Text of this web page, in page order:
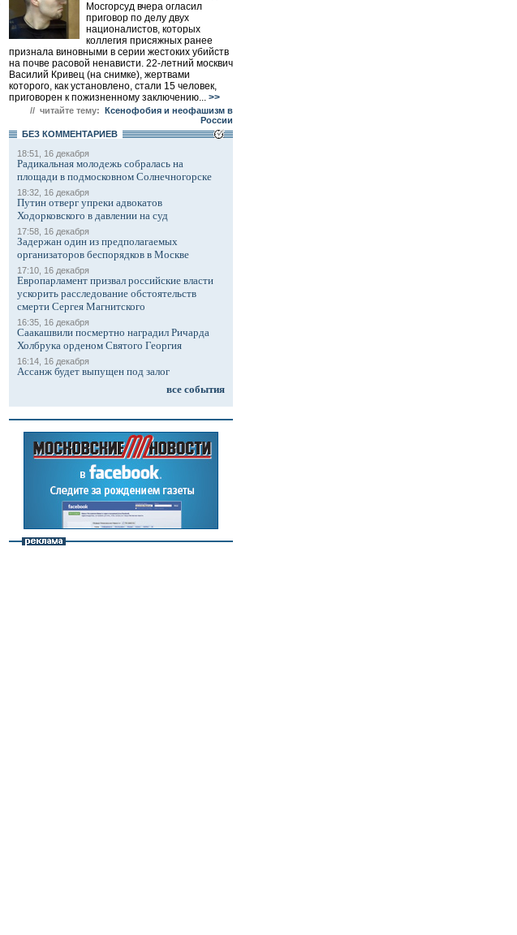
Мосгорсуд вчера огласил
приговор по делу двух
националистов, которых
коллегия присяжных ранее
признала виновными в серии жестоких убийств
на почве расовой ненависти. 22-летний москвич
Василий Кривец (на снимке), жертвами
которого, как установлено, стали 15 человек,
приговорен к пожизненному заключению... >>
// читайте тему: Ксенофобия и неофашизм в
России
БЕЗ КОМMЕНТАРИЕВ
18:51, 16 декабря
Радикальная молодежь собралась на
площади в подмосковном Солнечногорске
18:32, 16 декабря
Путин отверг упреки адвокатов
Ходорковского в давлении на суд
17:58, 16 декабря
Задержан один из предполагаемых
организаторов беспорядков в Москве
17:10, 16 декабря
Европарламент призвал российские власти
ускорить расследование обстоятельств
смерти Сергея Магнитского
16:35, 16 декабря
Саакашвили посмертно наградил Ричарда
Холбрука орденом Святого Георгия
16:14, 16 декабря
Ассанж будет выпущен под залог
все события